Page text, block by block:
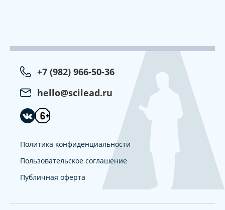
+7 (982) 966-50-36
hello@scilead.ru
Политика конфиденциальности
Пользовательское соглашение
Публичная оферта